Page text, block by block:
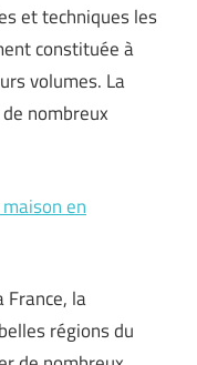
et techniques les
constituée à
volumes. La
nombreux
en
France, la
régions du